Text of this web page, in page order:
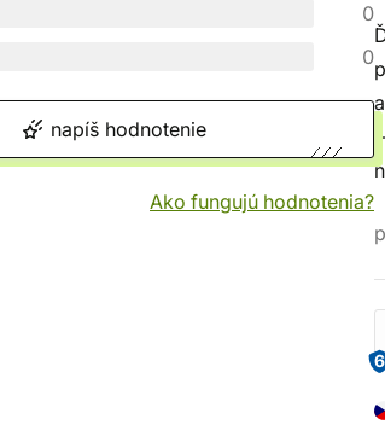
0
0
napíš hodnotenie
Ako fungujú hodnotenia?
6